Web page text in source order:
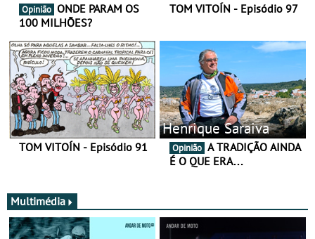
Opinião
100 MILHÕES?
TOM VITOÍN - Episódio 97
TOM VITOÍN - Episódio 91
Henrique Saraiva
Opinião
É O QUE ERA…
Multimédia